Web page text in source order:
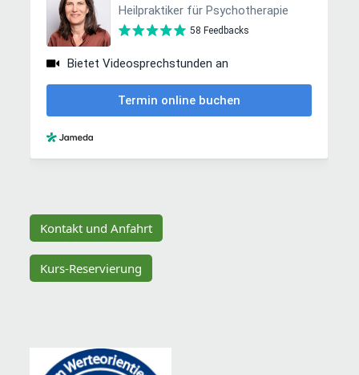
Kontakt und Anfahrt
Kurs-Reservierung